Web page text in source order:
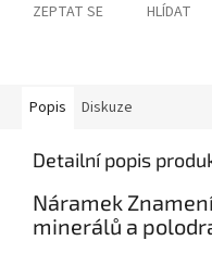
ZEPTAT SE HLÍDAT
Popis Diskuze
Detailní popis
Náramek
minerálů a